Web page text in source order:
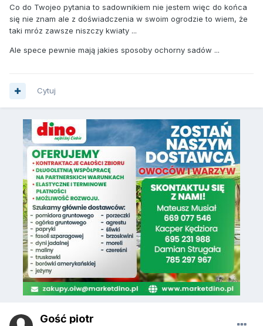
Co do Twojeo pytania to sadownikiem nie jestem więc do końca
się nie znam ale z doświadczenia w swoim ogrodzie to wiem, że
taki mróz zawsze niszczy kwiaty ...
Ale spece pewnie mają jakies sposoby ochorny sadów ...
Cytuj
Gość piotr